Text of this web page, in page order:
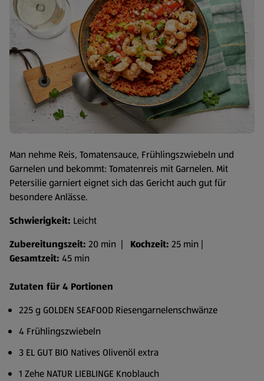
Man nehme Reis, Tomatensauce, Frühlingszwiebeln und
Garnelen und bekommt: Tomatenreis mit Garnelen. Mit
Petersilie garniert eignet sich das Gericht auch gut für
besondere Anlässe.
Schwierigkeit: Leicht
Zubereitungszeit: 20 min | Kochzeit: 25 min |
Gesamtzeit: 45 min
Zutaten für 4 Portionen
225 g GOLDEN SEAFOOD Riesengarnelenschwänze
4 Frühlingszwiebeln
3 EL GUT BIO Natives Olivenöl extra
1 Zehe NATUR LIEBLINGE Knoblauch